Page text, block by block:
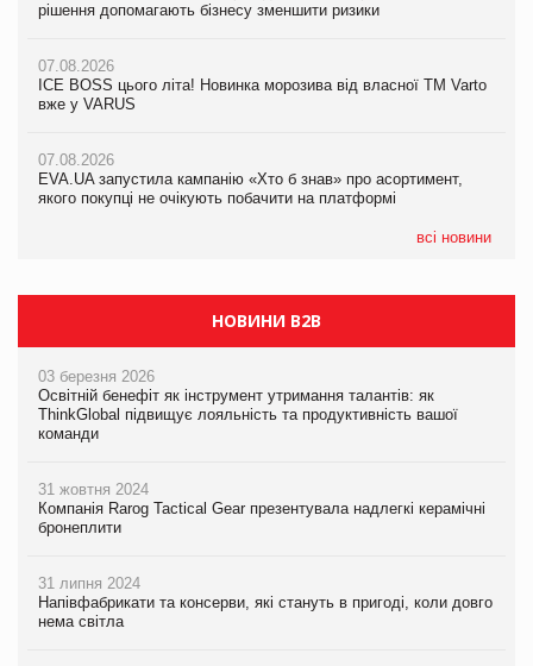
рішення допомагають бізнесу зменшити ризики
07.08.2026
ICE BOSS цього літа! Новинка морозива від власної ТМ Varto
вже у VARUS
07.08.2026
EVA.UA запустила кампанію «Хто б знав» про асортимент,
якого покупці не очікують побачити на платформі
всі новини
EVA.UA запустила кампанію «Хто б знав» про асортимент,
06.08.2026
Смачна новинка для хвостатих: у VARUS з’явилися паучі
05.08.2026
Мережа супермаркетів VARUS купує мережу магазинів
Продажі Hugo Boss впали на 9%
НОВИНИ B2B
03 березня 2026
Освітній бенефіт як інструмент утримання талантів: як
ThinkGlobal підвищує лояльність та продуктивність вашої
команди
31 жовтня 2024
Компанія Rarog Tactical Gear презентувала надлегкі керамічні
бронеплити
31 липня 2024
Напівфабрикати та консерви, які стануть в пригоді, коли довго
нема світла